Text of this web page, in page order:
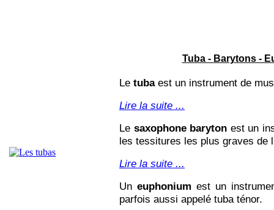
Tuba - Barytons -
Le tubaest un instrument de
Lire la suite ...
Le saxophone baryton est un
les tessitures les plus graves de
Lire la suite ...
Uneuphonium est un
parfois aussi appelé tuba ténor.